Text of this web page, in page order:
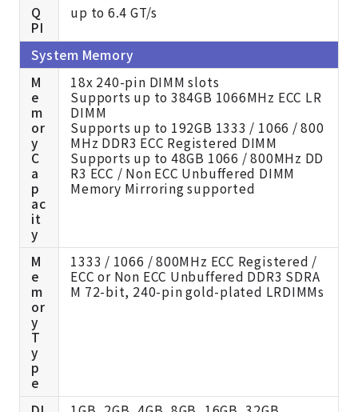
Q
PI
up to 6.4 GT/s
System Memory
M
e
m
or
y
C
a
p
ac
it
y
18x 240-pin DIMM slots
Supports up to 384GB 1066MHz ECC LR
DIMM
Supports up to 192GB 1333 / 1066 / 800
MHz DDR3 ECC Registered DIMM
Supports up to 48GB 1066 / 800MHz DD
R3 ECC / Non ECC Unbuffered DIMM
Memory Mirroring supported
M
e
m
or
y
T
y
p
e
1333 / 1066 / 800MHz ECC Registered /
ECC or Non ECC Unbuffered DDR3 SDRA
M 72-bit, 240-pin gold-plated LRDIMMs